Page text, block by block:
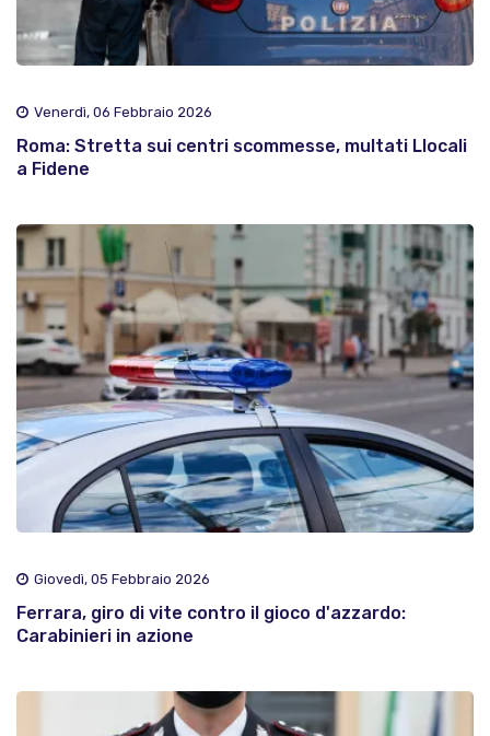
Venerdì, 06 Febbraio 2026
Roma: Stretta sui centri scommesse, multati Llocali
a Fidene
Giovedì, 05 Febbraio 2026
Ferrara, giro di vite contro il gioco d'azzardo:
Carabinieri in azione